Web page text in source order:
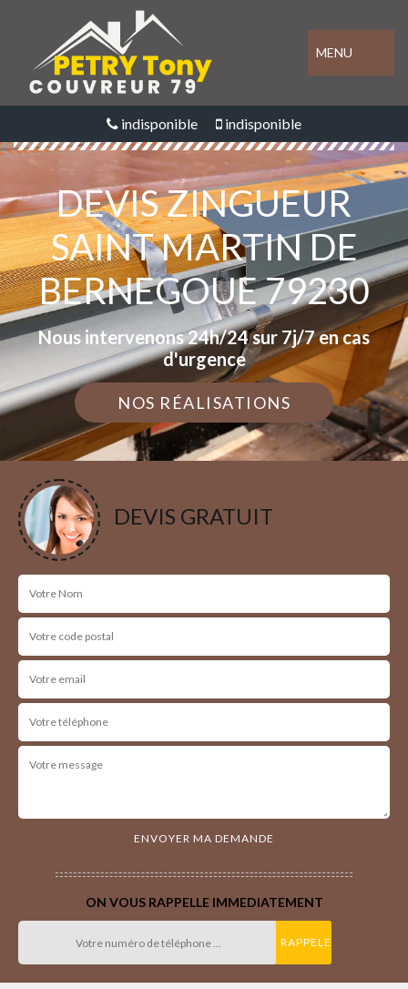
MENU
indisponible indisponible
DEVIS ZINGUEUR
SAINT MARTIN DE
BERNEGOUE 79230
Nous intervenons 24h/24 sur 7j/7 en cas
d'urgence
NOS RÉALISATIONS
DEVIS GRATUIT
ON VOUS RAPPELLE IMMEDIATEMENT